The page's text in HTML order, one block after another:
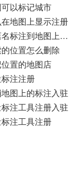
以标记城市
地图上显示注册
标注到地图上入
位置怎么删除
置的地图店
注注册
图上的标注入驻
注工具注册入驻
注工具注册